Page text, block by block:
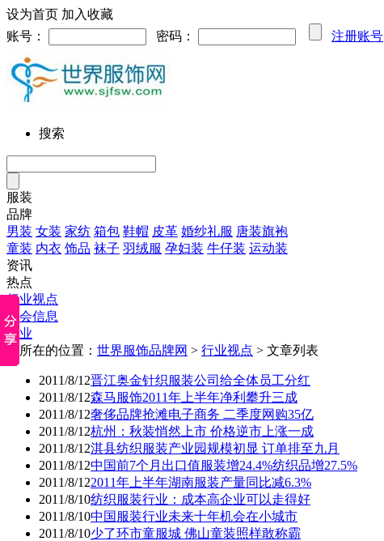
设为首页 加入收藏
账号：
密码： 注册账号
搜索
服装
品牌
男装 女装 家纺 箱包 鞋帽 皮革 婚纱礼服 唐装旗袍
童装 内衣 饰品 袜子 羽绒服 孕妇装 牛仔装 运动装
资讯
热点
行业视点
展会信息
企业
您所在的位置： 世界服饰品牌网 > 行业视点 > 文章列表
2011/8/12晋江奥金针织服装公司给全体员工分红
2011/8/12森马服饰2011年上半年净利攀升三成
2011/8/12奢侈品牌抢滩电子商务 二季度网购35亿
2011/8/12杭州：秋装悄然上市 价格逆市上涨一成
2011/8/12淇县纺织服装产业园规模初显 订单排至九月
2011/8/12中国前7个月出口值服装增24.4%纺织品增27.5%
2011/8/122011年上半年湖南服装产量同比减6.3%
2011/8/10纺织服装行业：成本高企业可以走得好
2011/8/10中国服装行业未来十年机会在小城市
2011/8/10少了环市童服城 佛山童装照样敢称霸